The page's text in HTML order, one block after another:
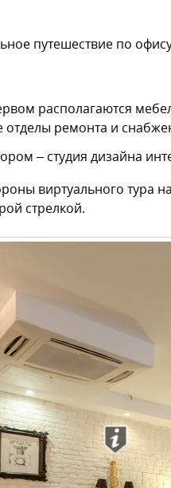
путешествие по
располагаются
отделы ремонта и
– студия дизайна
виртуального тура
стрелкой.